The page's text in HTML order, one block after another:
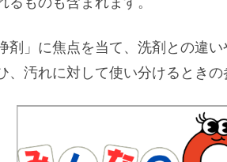
剤」に焦点を当て、洗剤との違
、汚れに対して使い分けるときの